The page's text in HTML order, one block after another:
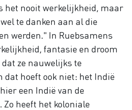
het nooit werkelijkheid, maar
te danken aan al die
werden." In Ruebsamens
fantasie en droom
ze nauwelijks te
dat hoeft ook niet: het Indië
een Indië van de
heeft het koloniale